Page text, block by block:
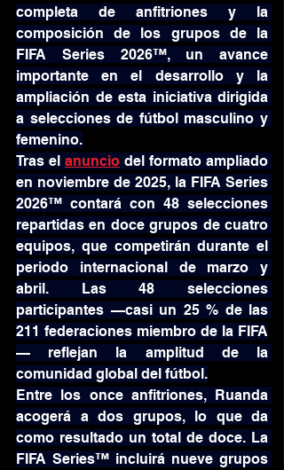
completa de anfitriones y la
composición de los grupos de la
FIFA Series 2026™, un avance
importante en el desarrollo y la
ampliación de esta iniciativa dirigida
a selecciones de fútbol masculino y
femenino.
Tras el anuncio del formato ampliado
en noviembre de 2025, la FIFA Series
2026™ contará con 48 selecciones
repartidas en doce grupos de cuatro
equipos, que competirán durante el
periodo internacional de marzo y
abril. Las 48 selecciones
participantes —casi un 25 % de las
211 federaciones miembro de la FIFA
— reflejan la amplitud de la
comunidad global del fútbol.
Entre los once anfitriones, Ruanda
acogerá a dos grupos, lo que da
como resultado un total de doce. La
FIFA Series™ incluirá nueve grupos